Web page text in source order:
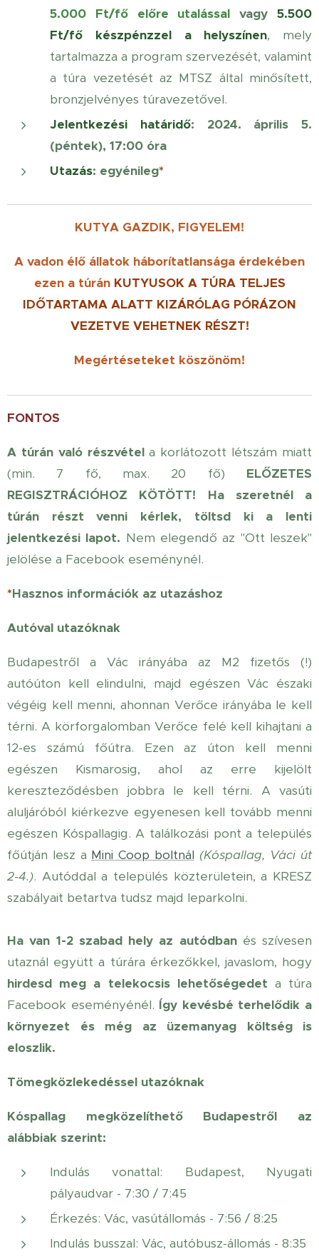
5.000 Ft/fő előre utalással vagy5.500
Ft/fő készpénzzel a helyszínen, mely
tartalmazza a program szervezését, valamint
a túra vezetését az MTSZ által minősített,
bronzjelvényes túravezetővel.
Jelentkezési határidő: 2024. április 5.
(péntek), 17:00 óra
Utazás: egyénileg*
KUTYA GAZDIK, FIGYELEM!
A vadon élő állatok háborítatlansága érdekében
ezen a túrán KUTYUSOK A TÚRA TELJES
IDŐTARTAMA ALATT KIZÁRÓLAG PÓRÁZON
VEZETVE VEHETNEK RÉSZT!
Megértéseteket köszönöm!
FONTOS
A túrán való részvétela korlátozott létszám miatt
(min. 7 fő, max. 20 fő) ELŐZETES
REGISZTRÁCIÓHOZ KÖTÖTT!
Ha szeretnél a
túrán részt venni kérlek, töltsd ki a lenti
jelentkezési lapot. Nem elegendő az "Ott leszek"
jelölése a Facebook eseménynél.
*Hasznos információk az utazáshoz
Autóval utazóknak
Budapestről a Vác irányába az M2 fizetős (!)
autóúton kell elindulni, majd egészen Vác északi
végéig kell menni, ahonnan Verőce irányába le kell
térni. A körforgalomban Verőce felé kell kihajtani a
12-es számú főútra. Ezen az úton kell menni
egészen Kismarosig, ahol az erre kijelölt
kereszteződésben jobbra le kell térni. A vasúti
aluljáróból kiérkezve egyenesen kell tovább menni
egészen Kóspallagig. A találkozási pont a település
főútján lesz a Mini Coop boltnál (Kóspallag, Váci út
2-4.). Autóddal a település közterületein, a KRESZ
szabályait betartva tudsz majd leparkolni.
Ha van 1-2 szabad hely az autódbanés szívesen
utaznál együtt a túrára érkezőkkel, javaslom, hogy
hirdesd meg a telekocsis lehetőségedet a túra
Facebook eseményénél. Így kevésbé terhelődik a
környezet és még az üzemanyag költség is
eloszlik.
Tömegközlekedéssel utazóknak
Kóspallag megközelíthető Budapestről az
alábbiak szerint:
Indulás vonattal: Budapest, Nyugati
pályaudvar - 7:30 / 7:45
Érkezés: Vác, vasútállomás - 7:56 / 8:25
Indulás busszal: Vác, autóbusz-állomás - 8:35